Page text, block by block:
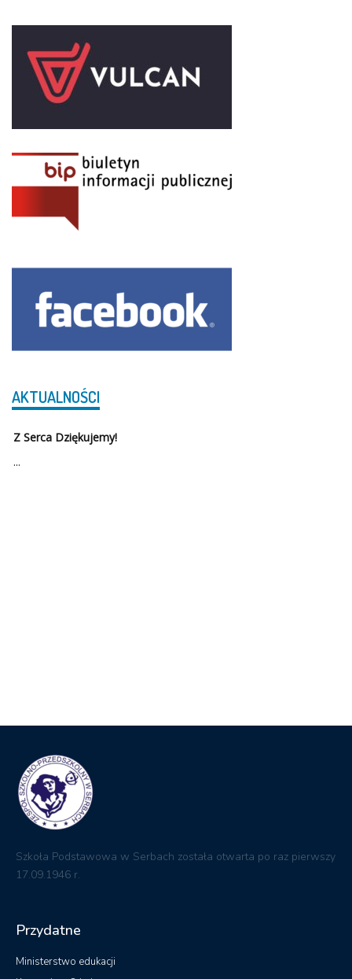
AKTUALNOŚCI
Z Serca Dziękujemy!
...
Przydatne
Ministerstwo edukacji
Kuratorium Oświaty
Biuletyn informacji Publicznej
Dziennik elektroniczny
Kontakt
Telefon: +48 (76) 833 13 13